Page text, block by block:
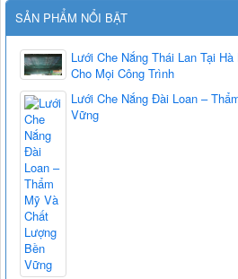
SẢN PHẨM NỔI BẬT
Lưới Che Nắng Thái Lan Tại
Cho Mọi Công Trình
Lưới Che Nắng Đài Loan –
Vững